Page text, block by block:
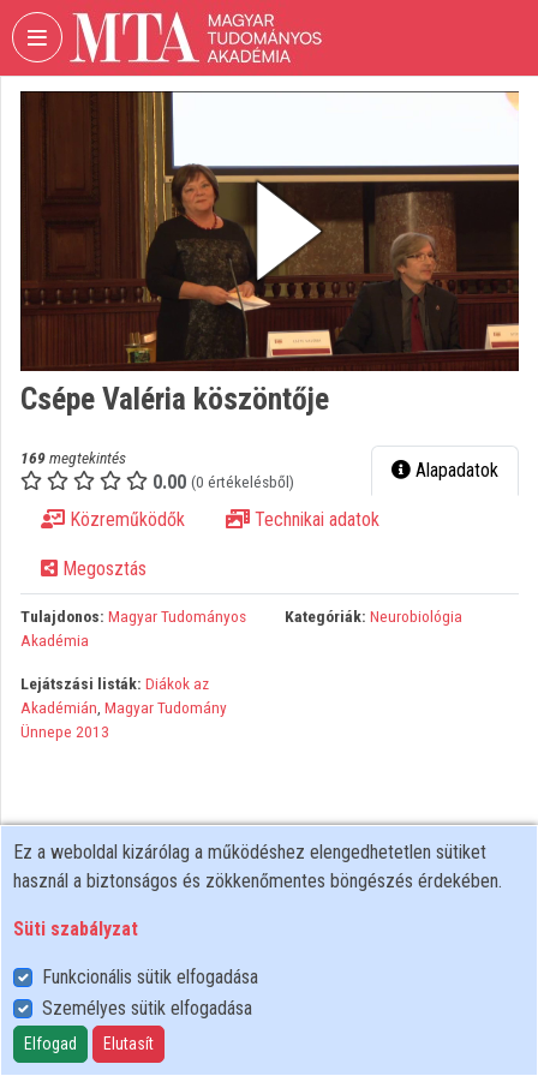
Fejléc kihagyása Menü kihagyása Tartalom kihagyása
TORIUM
TUDOMÁNYOS
AKADÉMIA
Intézményi kezdőlap
Bejelentkezés
Intézményi listák
Intézmények
Közreműködők
Csépe Valéria köszöntője
169megtekintés
0.00 (0 értékelésből) Alapadatok
Közreműködők Technikai adatok
Megosztás
Tulajdonos: Magyar Tudományos
Akadémia
Kategóriák: Neurobiológia
Lejátszási listák: Diákok az
Akadémián, Magyar Tudomány
Ünnepe 2013
Felhasználói szabályzat
Adatkezelési tájékoztató
Süti szabályzat
Ez a weboldal kizárólag a működéshez elengedhetetlen sütiket
használ a biztonságos és zökkenőmentes böngészés érdekében.
Süti szabályzat
Funkcionális sütik elfogadása
Személyes sütik elfogadása
Elfogad Elutasít